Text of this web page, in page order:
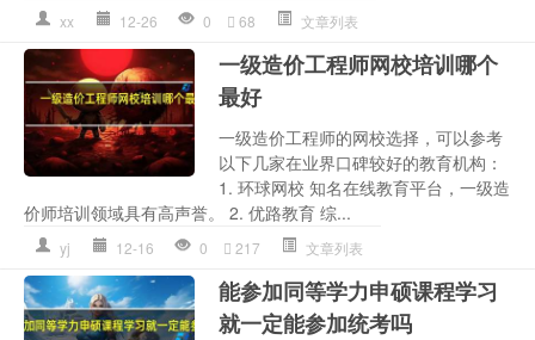
xx 12-26 0 68 文章列表
一级造价工程师网校培训哪个
最好
一级造价工程师的网校选择，可以参考
以下几家在业界口碑较好的教育机构：
1. 环球网校 知名在线教育平台，一级造
价师培训领域具有高声誉。 2. 优路教育 综...
yj 12-16 0 217 文章列表
能参加同等学力申硕课程学习
就一定能参加统考吗